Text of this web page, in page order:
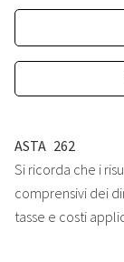
ASTA 262
Si ricorda che i
comprensivi dei
tasse e costi